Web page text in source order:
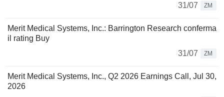
31/07
ZM
Merit Medical Systems, Inc.: Barrington Research conferma
il rating Buy
31/07
ZM
Merit Medical Systems, Inc., Q2 2026 Earnings Call, Jul 30,
2026